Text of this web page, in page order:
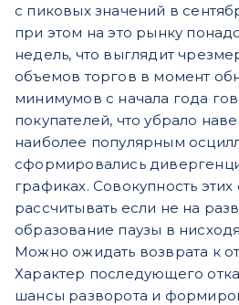
с пиковых значений в
при этом на это рынку
недель, что выглядит
объемов торгов в момент
минимумов с начала года
покупателей, что убрало
наиболее популярным
сформировались
графиках. Совокупность
рассчитывать если не на
образование паузы в
Можно ожидать возврата к
Характер последующего
шансы разворота и